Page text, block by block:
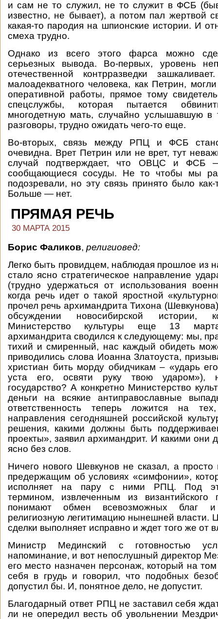
и сам не то служил, не то служит в ФСБ
известно, не бывает), а потом пал жертвой
какая-то пародия на шпионские истории. И
смеха трудно.
Однако из всего этого фарса можно
серьезных вывода. Во-первых, уровень
отечественной контрразведки
малоадекватного человека, как Петрин,
оперативной работы, прямое тому
спецслужбы, которая пытается
многодетную мать, случайно услышавшую в
разговоры, трудно ожидать чего-то еще.
Во-вторых, связь между РПЦ и ФСБ
очевидна. Врет Петрин или не врет, тут
случай подтверждает, что ОВЦС и ФСБ
сообщающиеся сосуды. Не то чтобы мы
подозревали, но эту связь принято было
Больше — нет.
ПРЯМАЯ РЕЧЬ
30 МАРТА 2015
Борис Фаликов, религиовед:
Легко быть провидцем, наблюдая прошлое из
стало ясно стратегическое направление
(трудно удержаться от использования
когда речь идет о такой яростной
прочел речь архимандрита Тихона
обсуждении новосибирской истории,
Министерство культуры еще 13
архимандрита сводился к следующему: мы,
тихий и смиренный, нас каждый обидеть
приводились слова Иоанна Златоуста,
христиан бить морду обидчикам – «ударь
уста его, освяти руку твою ударом»),
государство? А конкретно Министерство
деньги на всякие антиправославные
ответственность теперь ложится на
направления сегодняшней российской
решения, какими должны быть
проекты», заявил архимандрит. И какими
ясно без слов.
Ничего нового Шевкунов не сказал, а
предержащим об условиях «симфонии»,
исполняет на пару с ними РПЦ. Под
термином, извлеченным из
понимают обмен всевозможных благ
религиозную легитимацию нынешней власти.
сделки выполняет исправно и ждет того же от
Министр Мединский с готовностью
напоминание, и вот непослушный директор
его место назначен персонаж, который на
себя в грудь и говорил, что подобных
допустил бы. И, понятное дело, не допустит.
Благодарный ответ РПЦ не заставил себя
ли не опередил весть об увольнении